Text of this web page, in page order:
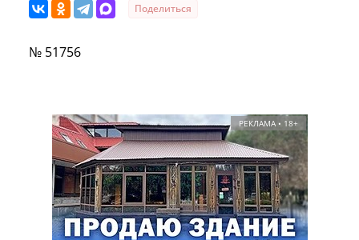
Поделиться
№ 51756
РЕКЛАМА • 18+